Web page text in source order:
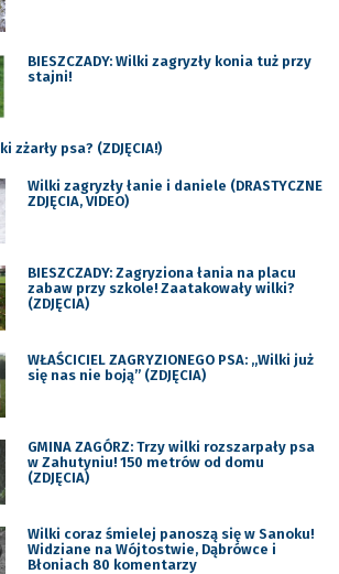
BIESZCZADY: Wilki zagryzły konia tuż przy
stajni!
zżarły psa? (ZDJĘCIA!)
Wilki zagryzły łanie i daniele (DRASTYCZNE
ZDJĘCIA, VIDEO)
BIESZCZADY: Zagryziona łania na placu
zabaw przy szkole! Zaatakowały wilki?
(ZDJĘCIA)
WŁAŚCICIEL ZAGRYZIONEGO PSA: „Wilki już
się nas nie boją” (ZDJĘCIA)
GMINA ZAGÓRZ: Trzy wilki rozszarpały psa
w Zahutyniu! 150 metrów od domu
(ZDJĘCIA)
Wilki coraz śmielej panoszą się w Sanoku!
Widziane na Wójtostwie, Dąbrówce i
Błoniach 80 komentarzy